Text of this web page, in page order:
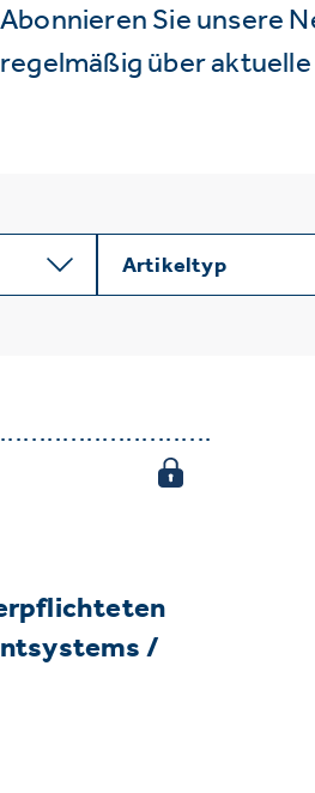
Abonnieren Sie unsere
regelmäßig über
Artikeltyp
/